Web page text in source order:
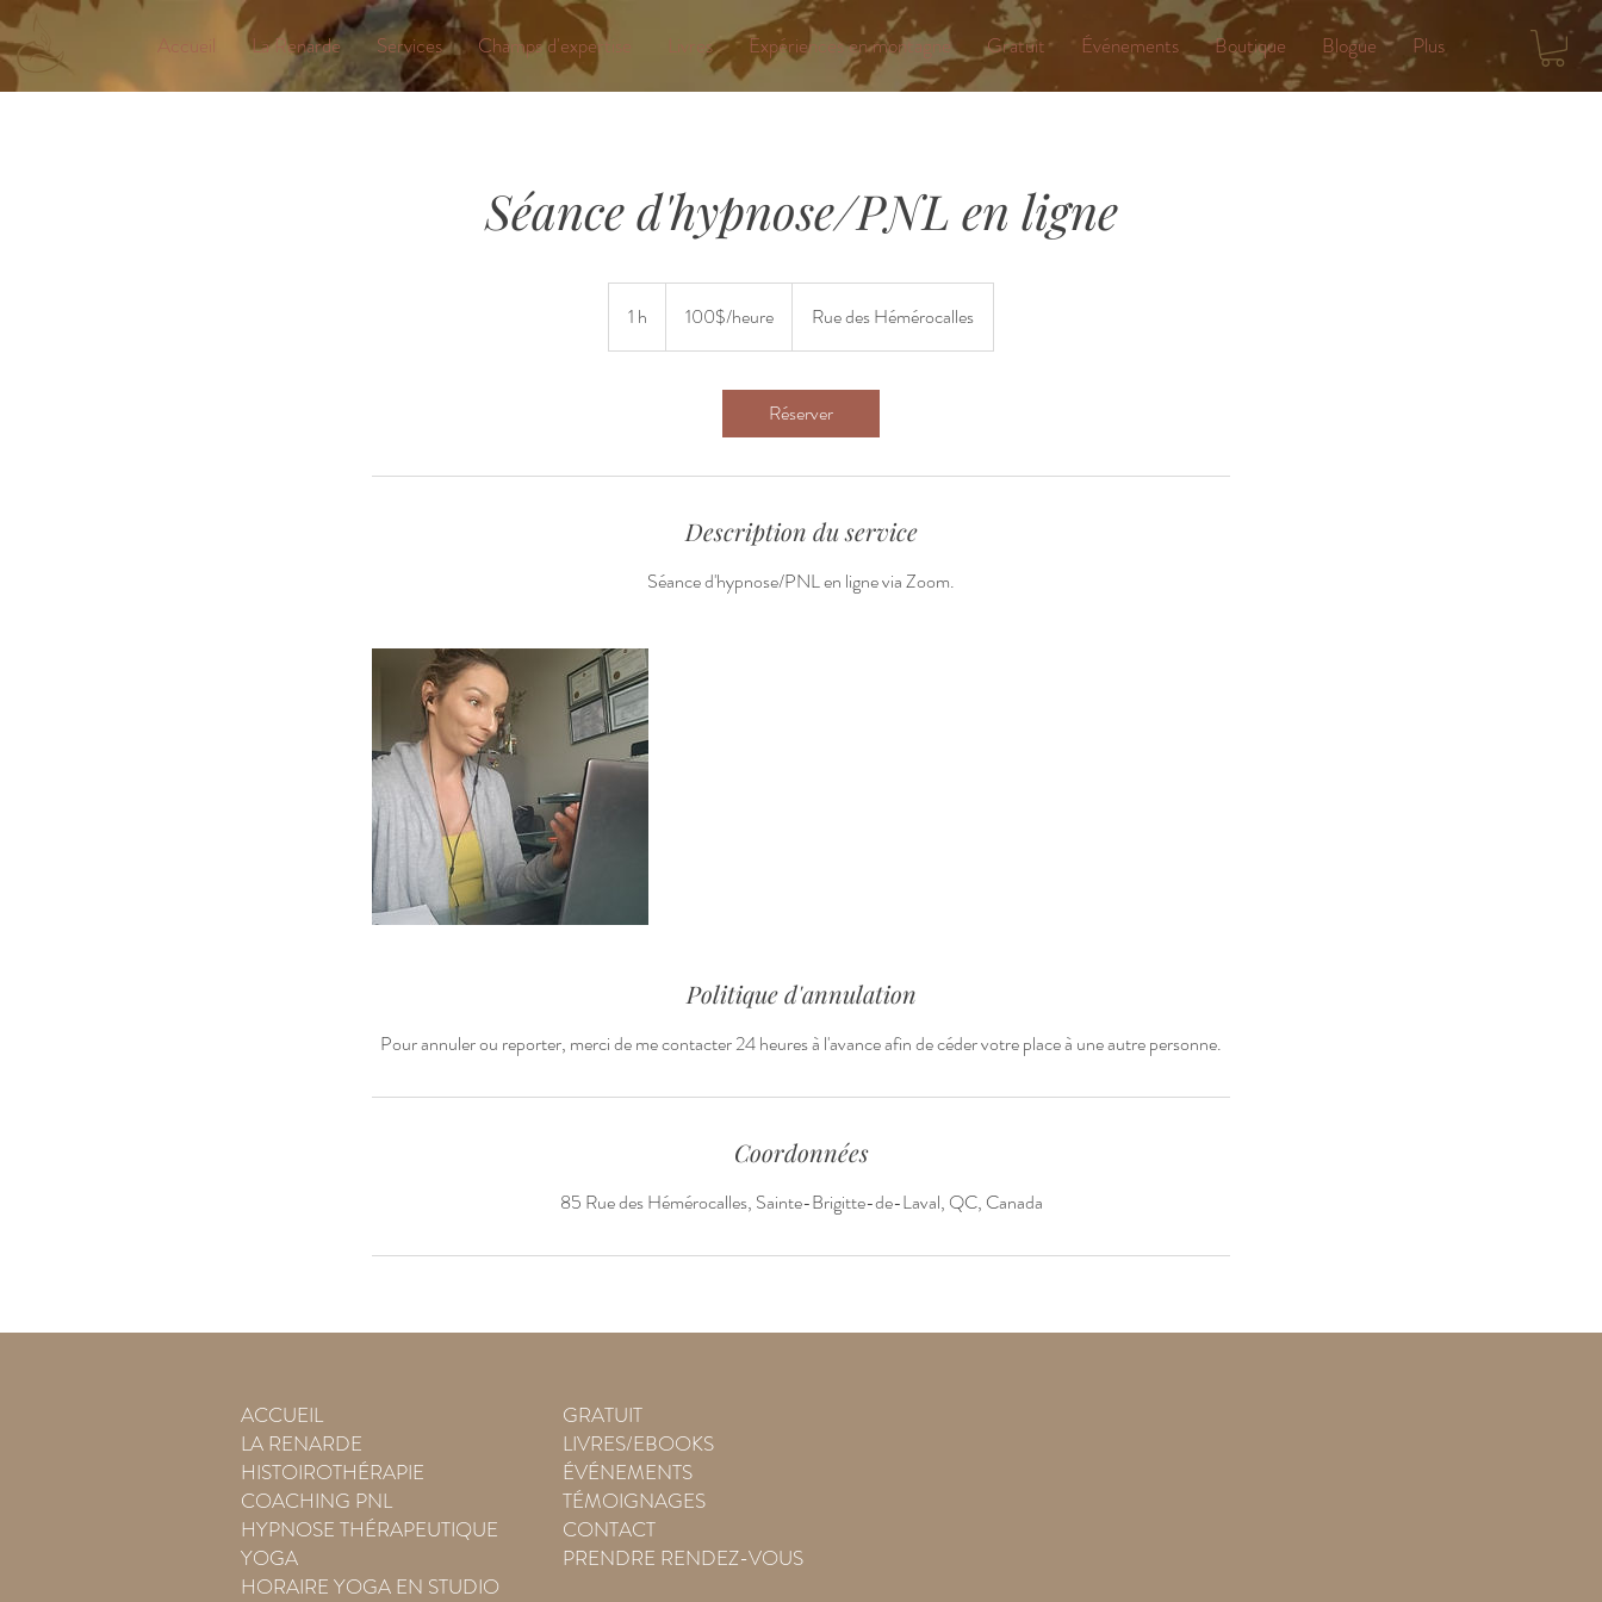
Accueil La Renarde Services Champs d'expertise Livres Expériences en montagne Gratuit Événements Boutique Blogue Plus
Séance d'hypnose/PNL en ligne
1 h 100$/heure Rue des Hémérocalles
Réserver
Description du service
Séance d'hypnose/PNL en ligne via Zoom.
Politique d'annulation
Pour annuler ou reporter, merci de me contacter 24 heures à l'avance afin de céder votre place à une autre personne.
Coordonnées
85 Rue des Hémérocalles, Sainte-Brigitte-de-Laval, QC, Canada
ACCUEIL
LA RENARDE
HISTOIROTHÉRAPIE
COACHING PNL
HYPNOSE THÉRAPEUTIQUE
YOGA
HORAIRE YOGA EN STUDIO
GRATUIT
LIVRES/EBOOKS
ÉVÉNEMENTS
TÉMOIGNAGES
CONTACT
PRENDRE RENDEZ-VOUS